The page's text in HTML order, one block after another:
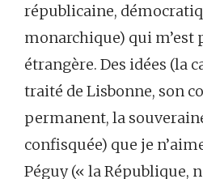
républicaine,
monarchique) qui
étrangère. Des idées (la
traité de Lisbonne, son
permanent, la
confisquée) que je
Péguy (« la République,